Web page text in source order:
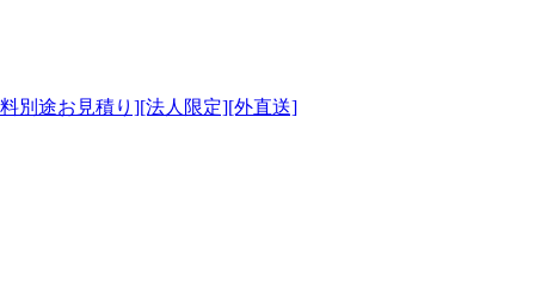
別途お見積り][法人限定][外直送]